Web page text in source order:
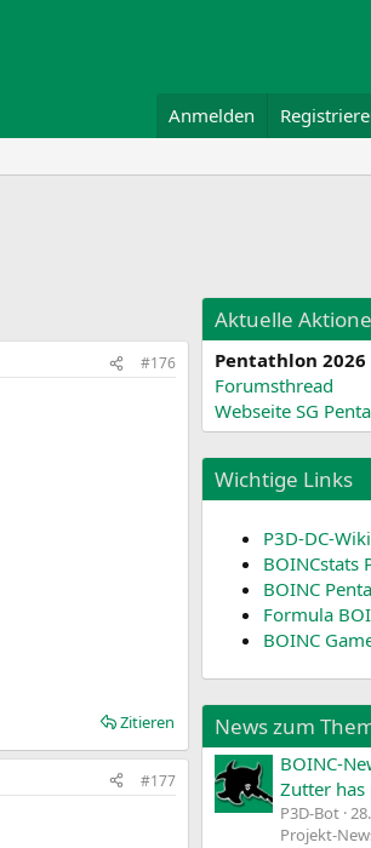
Anmelden
#176
Zitieren
#177
Aktuelle
Pentathlon 2026
Forumsthread
Webseite SG
Wichtige Links
P3D-DC-Wiki
BOINCstats
BOINC
Formula
BOINC
News zum
BOINC-
Zutter has
P3D-Bot
Projekt-